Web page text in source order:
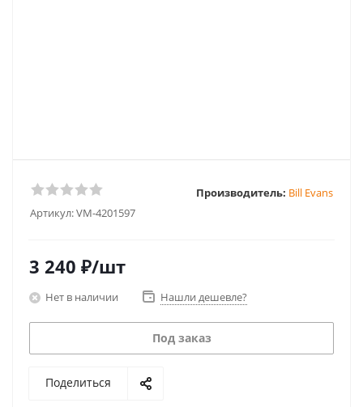
Артикул:VM-4201597
Производитель: Bill Evans
3 240 ₽/шт
Нет в наличии Нашли дешевле?
Под заказ
Поделиться